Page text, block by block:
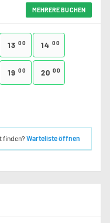
MEHRERE BUCHEN
13 00 14 00
19 00 20 00
finden? Warteliste öffnen